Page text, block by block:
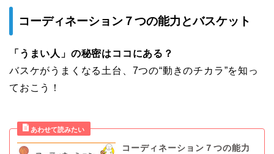
コーディネーション７つの能力とバスケット
「うまい人」の秘密はココにある？
バスケがうまくなる土台、7つの“動きのチカラ”を知っ
ておこう！
コーディネーション７つの能力